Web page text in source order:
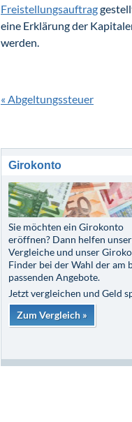
Freistellungsauftrag
eine Erklärung der
werden.
« Abgeltungssteuer
Girokonto
Sie möchten ein Girokonto
eröffnen? Dann helfen
Vergleiche und unser
Finder bei der Wahl der am
passenden Angebote.
Jetzt vergleichen und Geld
Zum Vergleich »